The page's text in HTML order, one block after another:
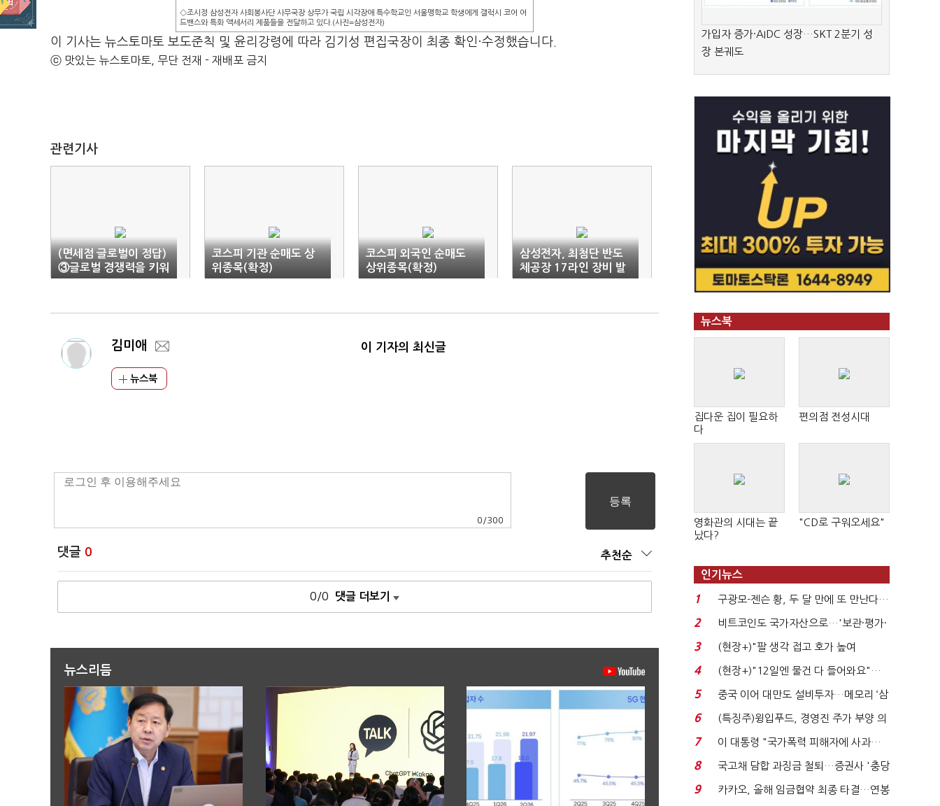
◇조시정 삼성전자 사회봉사단 사무국장 상무가 국립 시각장애 특수학교인 서울맹학교 학생에게 갤럭시 코어 어
드밴스와 특화 액세서리 제품들을 전달하고 있다.(사진=삼성전자)
이 기사는 뉴스토마토 보도준칙 및 윤리강령에 따라 김기성 편집국장이 최종 확인·수정했습니다.
ⓒ 맛있는 뉴스토마토, 무단 전재 - 재배포 금지
관련기사
(면세점 글로벌이 정답)
③글로벌 경쟁력을 키워
라!
코스피 기관 순매도 상
위종목(확정)
코스피 외국인 순매도
상위종목(확정)
삼성전자, 최첨단 반도
체공장 17라인 장비 발
주 개시
김미애
뉴스북
이 기자의 최신글
0 /300
댓글 0 추천순
0/0 댓글 더보기
뉴스리듬
가입자 증가·AIDC 성장…SKT 2분기 성
장 본궤도
뉴스북
집다운 집이 필요하
다
편의점 전성시대
영화관의 시대는 끝
났다?
"CD로 구워오세요"
인기뉴스
1
구광모-젠슨 황, 두 달 만에 또 만난다…
로봇·AI 등 논...
2
비트코인도 국가자산으로…'보관·평가·
처분' 기준은 ...
3
(현장+)"팔 생각 접고 호가 높여
요"…'덜 똘똘한 한 채' 20...
4
(현장+)"12일엔 물건 다 들어와요"…
빈 매대 채우며 문 연 ...
5
중국 이어 대만도 설비투자…메모리 ‘삼
국전쟁’
6
(특징주)윙입푸드, 경영진 주가 부양 의
지에 상한가...
7
이 대통령 "국가폭력 피해자에 사과…
적극적 조사로 진...
8
국고채 담합 과징금 철퇴…증권사 '충당
금 폭탄' 우려...
9
카카오, 올해 임금협약 최종 타결…연봉